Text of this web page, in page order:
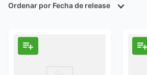
Ordenar por Fecha de release